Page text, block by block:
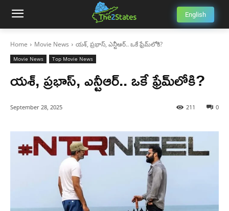
English
Home Movie News యశ్, ప్రభాస్, ఎన్టీఆర్‌.. ఒకే ఫ్రేమ్‌లోకి?
Movie News Top Movie News
యశ్, ప్రభాస్, ఎన్టీఆర్‌.. ఒకే ఫ్రేమ్‌లోకి?
September 28, 2025 0
211